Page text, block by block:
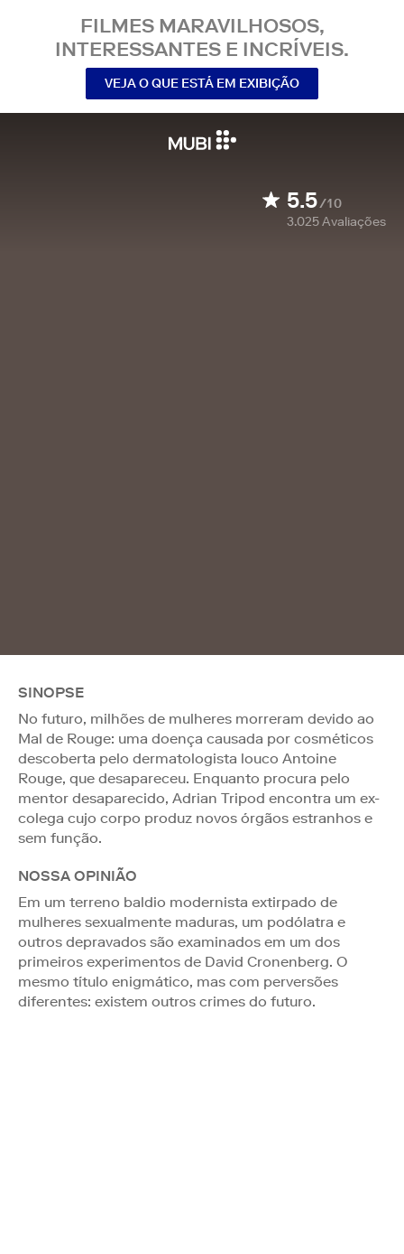
FILMES MARAVILHOSOS,
INTERESSANTES E INCRÍVEIS.
VEJA O QUE ESTÁ EM EXIBIÇÃO
5.5/10
3.025Avaliações
SINOPSE
No futuro, milhões de mulheres morreram devido ao
Mal de Rouge: uma doença causada por cosméticos
descoberta pelo dermatologista louco Antoine
Rouge, que desapareceu. Enquanto procura pelo
mentor desaparecido, Adrian Tripod encontra um ex-
colega cujo corpo produz novos órgãos estranhos e
sem função.
NOSSA OPINIÃO
Em um terreno baldio modernista extirpado de
mulheres sexualmente maduras, um podólatra e
outros depravados são examinados em um dos
primeiros experimentos de David Cronenberg. O
mesmo título enigmático, mas com perversões
diferentes: existem outros crimes do futuro.